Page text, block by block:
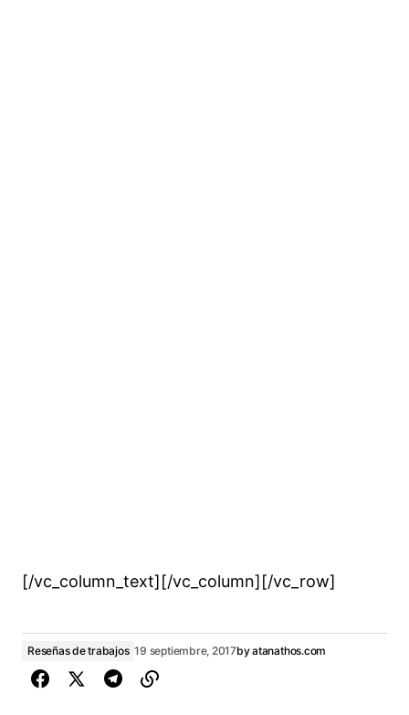
[/vc_column_text][/vc_column][/vc_row]
Reseñas de trabajos 19 septiembre, 2017byatanathos.com